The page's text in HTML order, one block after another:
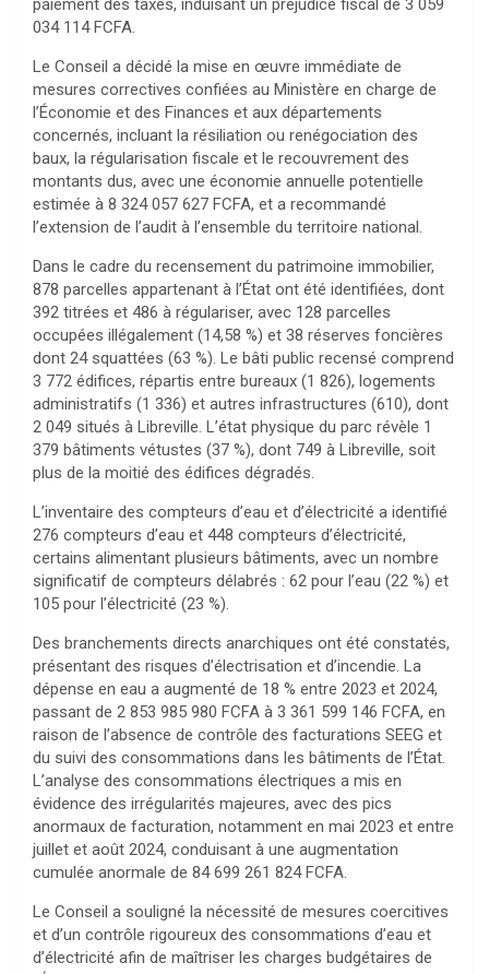
paiement des taxes, induisant un préjudice fiscal de 3 059
034 114 FCFA.
Le Conseil a décidé la mise en œuvre immédiate de
mesures correctives confiées au Ministère en charge de
l’Économie et des Finances et aux départements
concernés, incluant la résiliation ou renégociation des
baux, la régularisation fiscale et le recouvrement des
montants dus, avec une économie annuelle potentielle
estimée à 8 324 057 627 FCFA, et a recommandé
l’extension de l’audit à l’ensemble du territoire national.
Dans le cadre du recensement du patrimoine immobilier,
878 parcelles appartenant à l’État ont été identifiées, dont
392 titrées et 486 à régulariser, avec 128 parcelles
occupées illégalement (14,58 %) et 38 réserves foncières
dont 24 squattées (63 %). Le bâti public recensé comprend
3 772 édifices, répartis entre bureaux (1 826), logements
administratifs (1 336) et autres infrastructures (610), dont
2 049 situés à Libreville. L’état physique du parc révèle 1
379 bâtiments vétustes (37 %), dont 749 à Libreville, soit
plus de la moitié des édifices dégradés.
L’inventaire des compteurs d’eau et d’électricité a identifié
276 compteurs d’eau et 448 compteurs d’électricité,
certains alimentant plusieurs bâtiments, avec un nombre
significatif de compteurs délabrés : 62 pour l’eau (22 %) et
105 pour l’électricité (23 %).
Des branchements directs anarchiques ont été constatés,
présentant des risques d’électrisation et d’incendie. La
dépense en eau a augmenté de 18 % entre 2023 et 2024,
passant de 2 853 985 980 FCFA à 3 361 599 146 FCFA, en
raison de l’absence de contrôle des facturations SEEG et
du suivi des consommations dans les bâtiments de l’État.
L’analyse des consommations électriques a mis en
évidence des irrégularités majeures, avec des pics
anormaux de facturation, notamment en mai 2023 et entre
juillet et août 2024, conduisant à une augmentation
cumulée anormale de 84 699 261 824 FCFA.
Le Conseil a souligné la nécessité de mesures coercitives
et d’un contrôle rigoureux des consommations d’eau et
d’électricité afin de maîtriser les charges budgétaires de